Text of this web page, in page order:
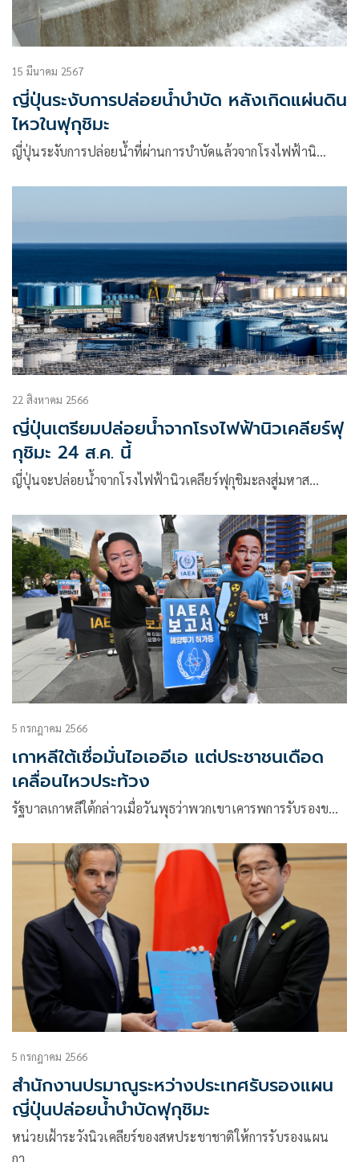
15 มีนาคม 2567
ญี่ปุ่นระงับการปล่อยน้ำบำบัด หลังเกิดแผ่นดิน
ไหวในฟุกุชิมะ
ญี่ปุ่นระงับการปล่อยน้ำที่ผ่านการบำบัดแล้วจากโรงไฟฟ้านิ…
22 สิงหาคม 2566
ญี่ปุ่นเตรียมปล่อยน้ำจากโรงไฟฟ้านิวเคลียร์ฟุ
กุชิมะ 24 ส.ค. นี้
ญี่ปุ่นจะปล่อยน้ำจากโรงไฟฟ้านิวเคลียร์ฟุกุชิมะลงสู่มหาส…
5 กรกฎาคม 2566
เกาหลีใต้เชื่อมั่นไอเออีเอ แต่ประชาชนเดือด
เคลื่อนไหวประท้วง
รัฐบาลเกาหลีใต้กล่าวเมื่อวันพุธว่าพวกเขาเคารพการรับรองข…
5 กรกฎาคม 2566
สำนักงานปรมาณูระหว่างประเทศรับรองแผน
ญี่ปุ่นปล่อยน้ำบำบัดฟุกุชิมะ
หน่วยเฝ้าระวังนิวเคลียร์ของสหประชาชาติให้การรับรองแผน
กา…